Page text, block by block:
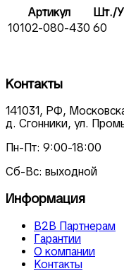
Артикул Шт./
10102-080-430 60
Контакты
141031, РФ,
д. Сгонники, ул.
Пн-Пт: 9:00-18:00
Сб-Вс: выходной
Информация
В2В Партнерам
Гарантии
О компании
Контакты